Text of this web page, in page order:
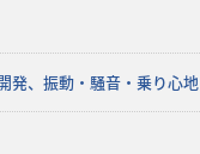
発、振動・騒音・乗り心地